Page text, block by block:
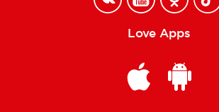
Love Apps